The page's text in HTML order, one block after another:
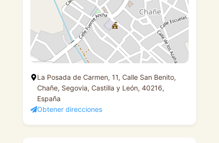
La Posada de Carmen, 11, Calle San Benito,
Chañe, Segovia, Castilla y León, 40216,
España
Obtener direcciones